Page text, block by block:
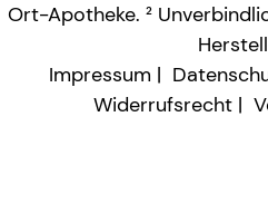
Ort-Apotheke. ²
Impressum
Widerrufsrecht